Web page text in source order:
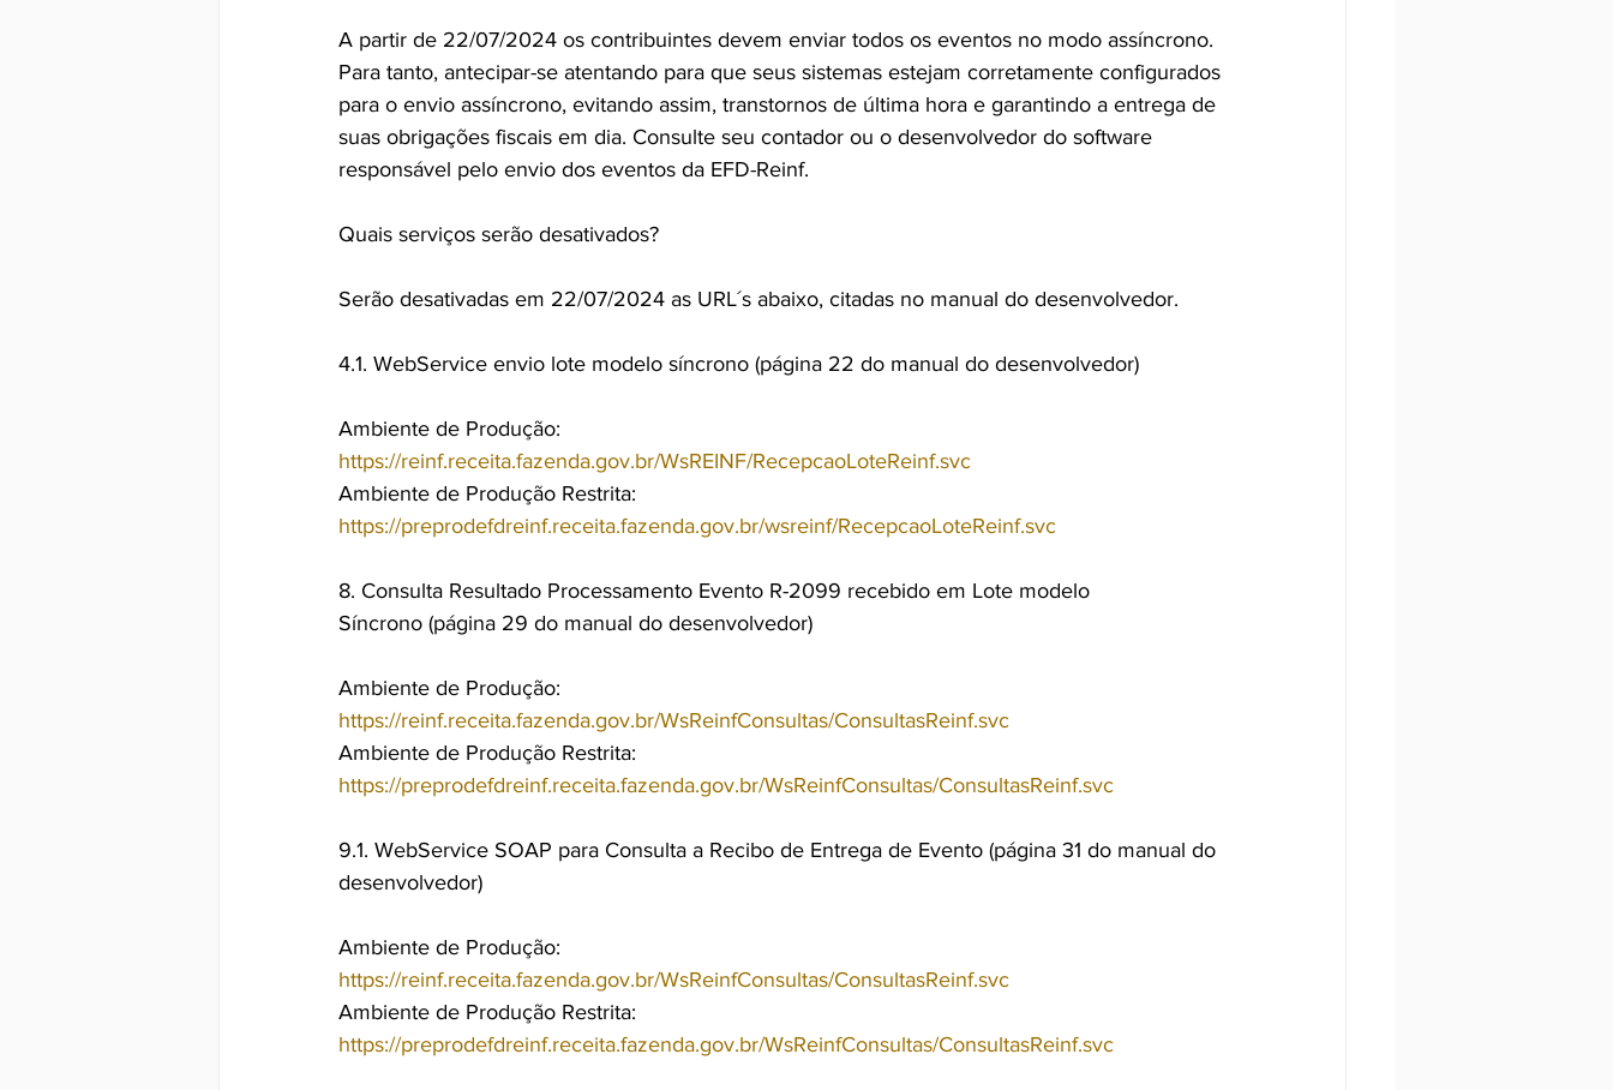
A partir de 22/07/2024 os contribuintes devem enviar todos os eventos no modo assíncrono.
Para tanto, antecipar-se atentando para que seus sistemas estejam corretamente configurados
para o envio assíncrono, evitando assim, transtornos de última hora e garantindo a entrega de
suas obrigações fiscais em dia. Consulte seu contador ou o desenvolvedor do software
responsável pelo envio dos eventos da EFD-Reinf.
Quais serviços serão desativados?
Serão desativadas em 22/07/2024 as URL´s abaixo, citadas no manual do desenvolvedor.
4.1. WebService envio lote modelo síncrono (página 22 do manual do desenvolvedor)
Ambiente de Produção:
https://reinf.receita.fazenda.gov.br/WsREINF/RecepcaoLoteReinf.svc
Ambiente de Produção Restrita:
https://preprodefdreinf.receita.fazenda.gov.br/wsreinf/RecepcaoLoteReinf.svc
8. Consulta Resultado Processamento Evento R-2099 recebido em Lote modelo
Síncrono (página 29 do manual do desenvolvedor)
Ambiente de Produção:
https://reinf.receita.fazenda.gov.br/WsReinfConsultas/ConsultasReinf.svc
Ambiente de Produção Restrita:
https://preprodefdreinf.receita.fazenda.gov.br/WsReinfConsultas/ConsultasReinf.svc
9.1. WebService SOAP para Consulta a Recibo de Entrega de Evento (página 31 do manual do
desenvolvedor)
Ambiente de Produção:
https://reinf.receita.fazenda.gov.br/WsReinfConsultas/ConsultasReinf.svc
Ambiente de Produção Restrita:
https://preprodefdreinf.receita.fazenda.gov.br/WsReinfConsultas/ConsultasReinf.svc